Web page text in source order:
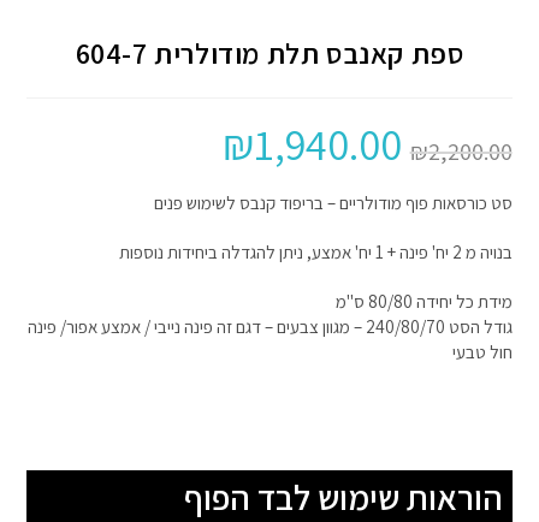
ספת קאנבס תלת מודולרית 604-7
₪2,200.00
₪1,940.00
סט כורסאות פוף מודולריים – בריפוד קנבס לשימוש פנים
בנויה מ 2 יח' פינה + 1 יח' אמצע, ניתן להגדלה ביחידות נוספות
מידת כל יחידה 80/80 ס"מ
גודל הסט 240/80/70 – מגוון צבעים – דגם זה פינה נייבי / אמצע אפור/ פינה
חול טבעי
הוראות שימוש לבד הפוף